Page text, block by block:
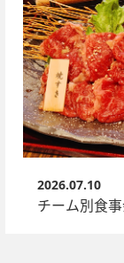
チーム別食
2026.07.10